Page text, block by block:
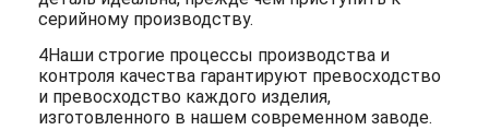
серийному производству.
4Наши строгие процессы производства и
контроля качества гарантируют превосходство
и превосходство каждого изделия,
изготовленного в нашем современном заводе.